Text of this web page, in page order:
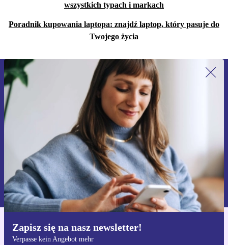
wszystkich typach i markach
Poradnik kupowania laptopa: znajdź laptop, który pasuje do
Twojego życia
Zapisz się na nasz newsletter!
Verpasse kein Angebot mehr
Zapisz się na nasz newsletter!
Nie przegap żadnej oferty.
Zarejestruj się
Informacje na temat używania danych osobowych znajdują się w
naszej
Polityce prywatności
Pobierz aplikację refurbed
Dla iOS i Android